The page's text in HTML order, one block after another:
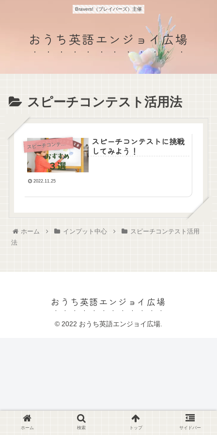
Bravers!（ブレイバーズ）主催
おうち英語エンジョイ広場
スピーチコンテスト活用法
ス ピーチコンテスト活用法
スピーチコンテストに挑戦
してみよう！
2022.11.25
ホーム インプット中心
スピーチコンテスト活用
法
おうち英語エンジョイ広場
© 2022 おうち英語エンジョイ広場.
ホーム 検索 トップ サイドバー